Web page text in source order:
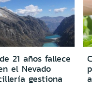
21 años fallece
el Nevado
gestiona